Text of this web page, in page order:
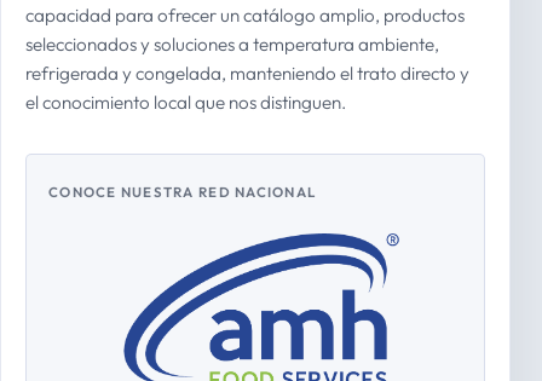
capacidad para ofrecer un catálogo amplio, productos
seleccionados y soluciones a temperatura ambiente,
refrigerada y congelada, manteniendo el trato directo y
el conocimiento local que nos distinguen.
CONOCE NUESTRA RED NACIONAL